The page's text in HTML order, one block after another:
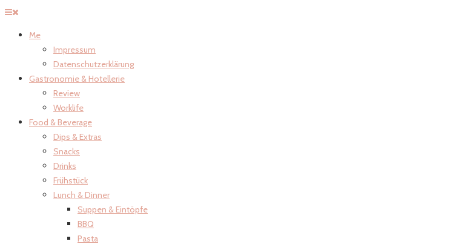
Me
Impressum
Datenschutzerklärung
Gastronomie & Hotellerie
Review
Worklife
Food & Beverage
Dips & Extras
Snacks
Drinks
Frühstück
Lunch & Dinner
Suppen & Eintöpfe
BBQ
Pasta